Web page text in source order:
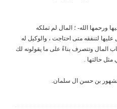
ورحمها الله- ؛ المال لم تملكه
لتنفقه متى احتاجت ، والوكيل له
المال وتتصرف بناءً على ما يقولونه لك
حالتها .
بن حسن ال سلمان.